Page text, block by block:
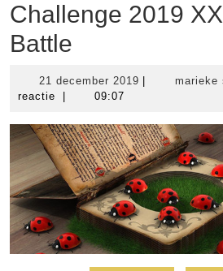
Challenge 2019
Battle
21 december 2019 21
marieke
reactie
09:07